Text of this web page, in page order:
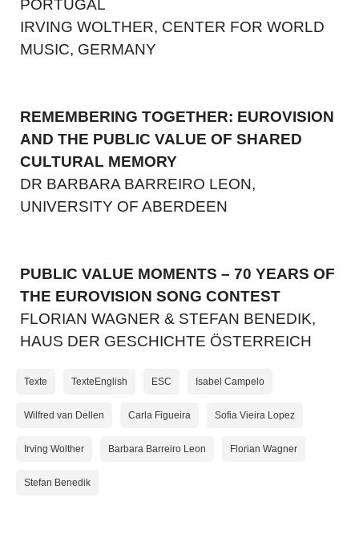
PORTUGAL
IRVING WOLTHER, CENTER FOR WORLD
MUSIC, GERMANY
REMEMBERING TOGETHER: EUROVISION
AND THE PUBLIC VALUE OF SHARED
CULTURAL MEMORY
DR BARBARA BARREIRO LEON,
UNIVERSITY OF ABERDEEN
PUBLIC VALUE MOMENTS – 70 YEARS OF
THE EUROVISION SONG CONTEST
FLORIAN WAGNER & STEFAN BENEDIK,
HAUS DER GESCHICHTE ÖSTERREICH
Texte TexteEnglish ESC Isabel Campelo
Wilfred van Dellen Carla Figueira Sofia Vieira Lopez
Irving Wolther Barbara Barreiro Leon Florian Wagner
Stefan Benedik